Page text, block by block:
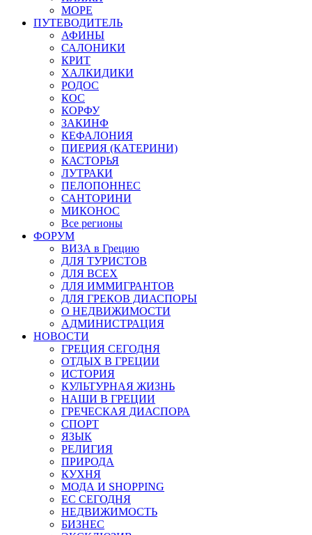
МОРЕ
ПУТЕВОДИТЕЛЬ
АФИНЫ
САЛОНИКИ
КРИТ
ХАЛКИДИКИ
РОДОС
КОС
КОРФУ
ЗАКИНФ
КЕФАЛОНИЯ
ПИЕРИЯ (КАТЕРИНИ)
КАСТОРЬЯ
ЛУТРАКИ
ПЕЛОПОННЕС
САНТОРИНИ
МИКОНОС
Все регионы
ФОРУМ
ВИЗА в Грецию
ДЛЯ ТУРИСТОВ
ДЛЯ ВСЕХ
ДЛЯ ИММИГРАНТОВ
ДЛЯ ГРЕКОВ ДИАСПОРЫ
О НЕДВИЖИМОСТИ
АДМИНИСТРАЦИЯ
НОВОСТИ
ГРЕЦИЯ СЕГОДНЯ
ОТДЫХ В ГРЕЦИИ
ИСТОРИЯ
КУЛЬТУРНАЯ ЖИЗНЬ
НАШИ В ГРЕЦИИ
ГРЕЧЕСКАЯ ДИАСПОРА
СПОРТ
ЯЗЫК
РЕЛИГИЯ
ПРИРОДА
КУХНЯ
МОДА И SHOPPING
ЕС СЕГОДНЯ
НЕДВИЖИМОСТЬ
БИЗНЕС